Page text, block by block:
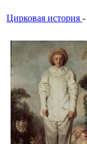
Цирковая история -